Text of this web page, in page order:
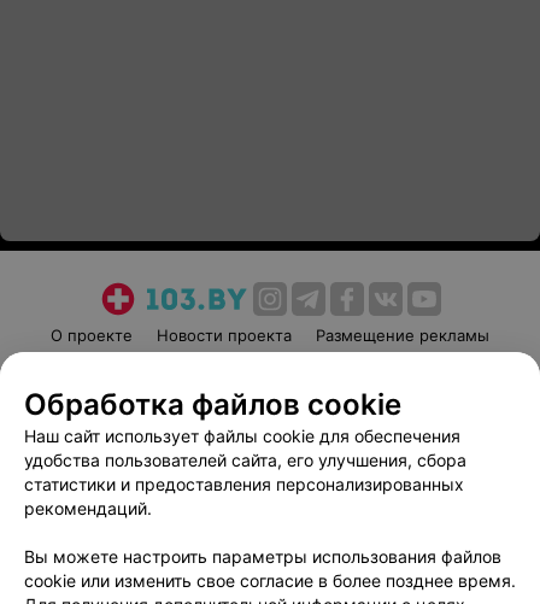
О проекте Новости проекта
Размещение рекламы
Пользовательское соглашение
Способы оплаты
Вакансии
Партнеры
Написать руководителю 103.by
Обработка персональных данных
Обработка файлов cookie
Наш сайт использует файлы cookie для обеспечения
удобства пользователей сайта, его улучшения, сбора
статистики и предоставления персонализированных
рекомендаций.
Вы можете настроить параметры использования файлов
cookie или изменить свое согласие в более позднее время.